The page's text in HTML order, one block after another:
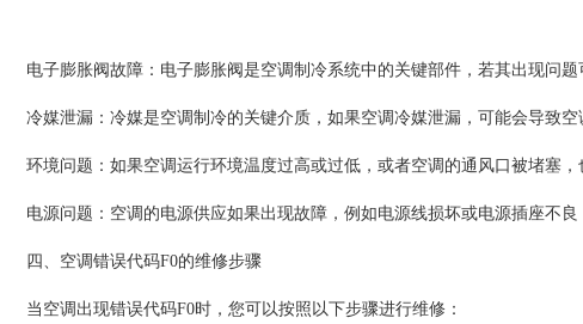
电子膨胀阀故障：电子膨胀阀是空调制冷系统中的关键部件，若其出现问题
冷媒泄漏：冷媒是空调制冷的关键介质，如果空调冷媒泄漏，可能会导致空
环境问题：如果空调运行环境温度过高或过低，或者空调的通风口被堵塞，
电源问题：空调的电源供应如果出现故障，例如电源线损坏或电源插座不良
四、空调错误代码F0的维修步骤
当空调出现错误代码F0时，您可以按照以下步骤进行维修：